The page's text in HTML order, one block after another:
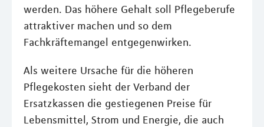
werden. Das höhere Gehalt soll Pflegeberufe
attraktiver machen und so dem
Fachkräftemangel entgegenwirken.
Als weitere Ursache für die höheren
Pflegekosten sieht der Verband der
Ersatzkassen die gestiegenen Preise für
Lebensmittel, Strom und Energie, die auch